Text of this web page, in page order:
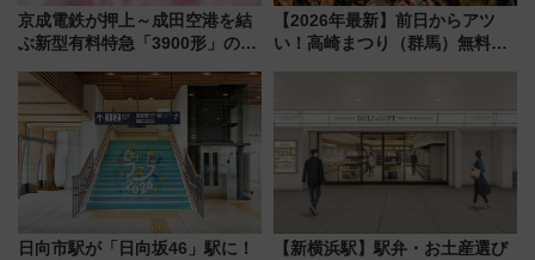
京成電鉄が押上～成田空港を結
ぶ新型有料特急「3900形」のコ
募集も実施
【2026年最新】前日からアツ
い！高崎まつり（群馬）無料観
日向市駅が「日向坂46」駅に！
【新横浜駅】駅弁・お土産選び